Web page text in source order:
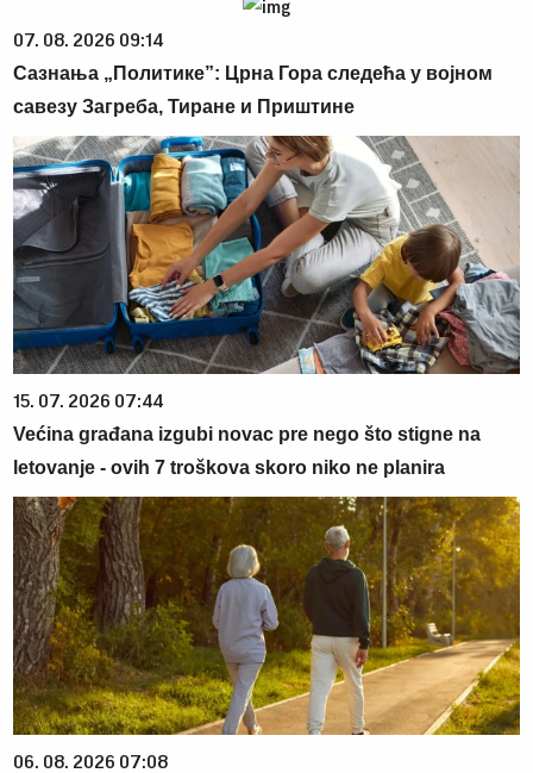
07. 08. 2026 09:14
Сазнања „Политике”: Црна Гора следећа у војном
савезу Загреба, Тиране и Приштине
15. 07. 2026 07:44
Većina građana izgubi novac pre nego što stigne na
letovanje - ovih 7 troškova skoro niko ne planira
06. 08. 2026 07:08